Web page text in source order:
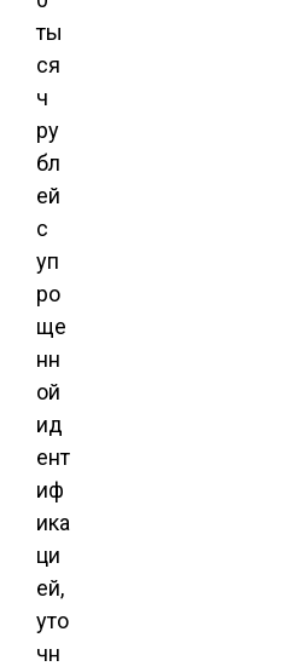
ты
ся
ч
ру
бл
ей
с
уп
ро
ще
нн
ой
ид
ент
иф
ика
ци
ей,
уто
чн